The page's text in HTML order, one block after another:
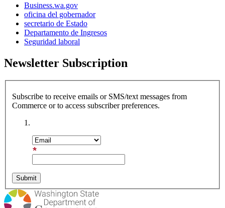
Business.wa.gov
oficina del gobernador
secretario de Estado
Departamento de Ingresos
Seguridad laboral
Newsletter Subscription
Subscribe to receive emails or SMS/text messages from
Commerce or to access subscriber preferences.